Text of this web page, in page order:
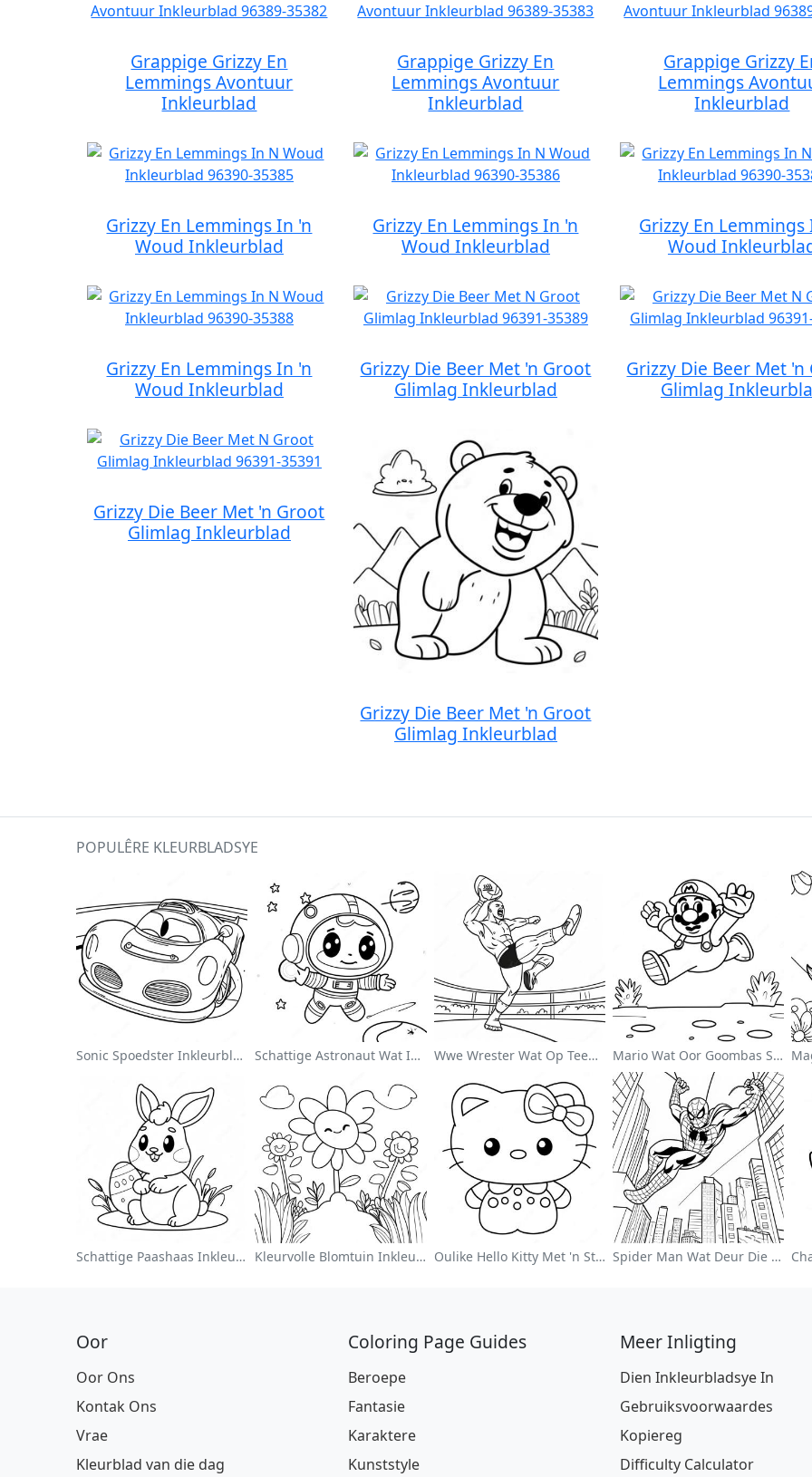
Grappige Grizzy En
Lemmings Avontuur
Inkleurblad
Grappige Grizzy En
Lemmings Avontuur
Inkleurblad
Grappige Grizzy
Lemmings
Inkleurblad
Grizzy En Lemmings In 'n
Woud Inkleurblad
Grizzy En Lemmings In 'n
Woud Inkleurblad
Grizzy En Lemmings
Woud
Grizzy En Lemmings In 'n
Woud Inkleurblad
Grizzy Die Beer Met 'n Groot
Glimlag Inkleurblad
Grizzy Die Beer Met
Glimlag
Grizzy Die Beer Met 'n Groot
Glimlag Inkleurblad
Grizzy Die Beer Met 'n Groot
Glimlag Inkleurblad
POPULÊRE KLEURBLADSYE
Sonic Spoedster Inkleurblad Schattige Astronaut Wat In Ruimte Drif Inkleurblad Wwe Wrester Wat Op Teenstander Spring Inkleurblad Mario Wat Oor Goombas Spring Inkleurblad
Schattige Paashaas Inkleurblad Kleurvolle Blomtuin Inkleurblad Oulike Hello Kitty Met 'n Strik Inkleurblad Spider Man Wat Deur Die Stad Swang Inkleurblad
Oor
Oor Ons
Kontak Ons
Vrae
Kleurblad van die dag
Coloring Page Guides
Beroepe
Fantasie
Karaktere
Kunststyle
Meer Inligting
Dien Inkleurbladsye In
Gebruiksvoorwaardes
Kopiereg
Difficulty Calculator